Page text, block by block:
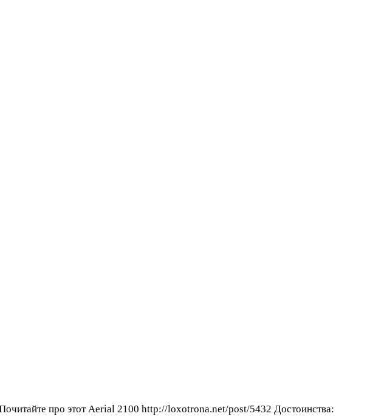
про этот Aerial 2100 http://loxotrona.net/post/5432 Достоинства: